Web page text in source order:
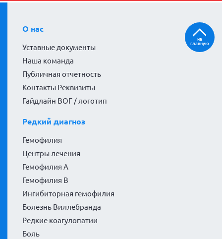
О нас
Уставные документы
Наша команда
Публичная отчетность
Контакты Реквизиты
Гайдлайн ВОГ / логотип
Редкий диагноз
Гемофилия
Центры лечения
Гемофилия А
Гемофилия В
Ингибиторная гемофилия
Болезнь Виллебранда
Редкие коагулопатии
Боль
на
главную